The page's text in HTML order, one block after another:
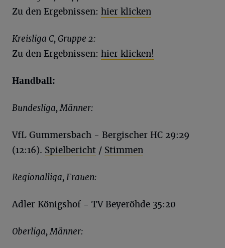
Zu den Ergebnissen: hier klicken
Kreisliga C, Gruppe 2:
Zu den Ergebnissen: hier klicken!
Handball:
Bundesliga, Männer:
VfL Gummersbach - Bergischer HC 29:29
(12:16). Spielbericht / Stimmen
Regionalliga, Frauen:
Adler Königshof - TV Beyeröhde 35:20
Oberliga, Männer: